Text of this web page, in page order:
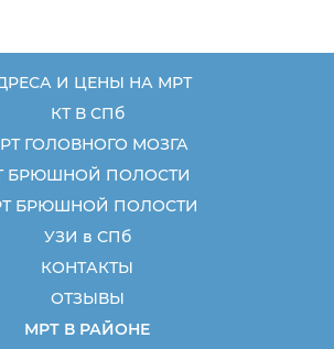
И ЦЕНЫ НА МРТ
КТ В СПб
ГОЛОВНОГО МОЗГА
БРЮШНОЙ ПОЛОСТИ
БРЮШНОЙ ПОЛОСТИ
УЗИ в СПб
КОНТАКТЫ
ОТЗЫВЫ
МРТ В РАЙОНЕ